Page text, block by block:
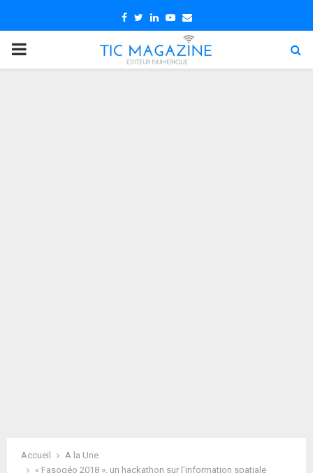
Facebook
TwitterLinkedin
Youtube
Email
PRIMARY
Accueil
A la Une
« Fasogéo 2018 », un hackathon sur l’information spatiale